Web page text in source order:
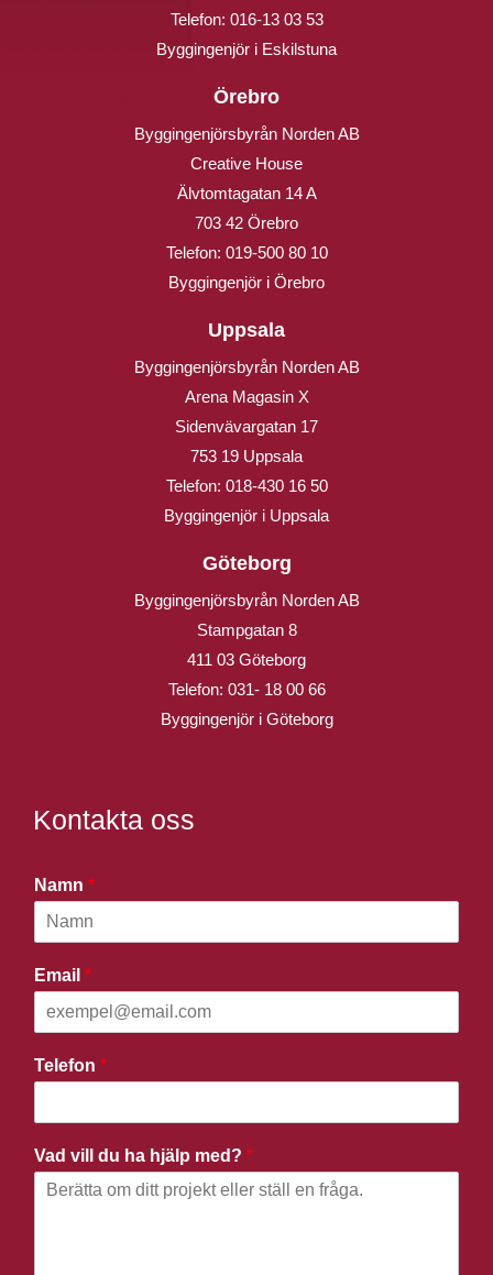
Telefon: 016-13 03 53
Byggingenjör i Eskilstuna
Örebro
Byggingenjörsbyrån Norden AB
Creative House
Älvtomtagatan 14 A
703 42 Örebro
Telefon: 019-500 80 10
Byggingenjör i Örebro
Uppsala
Byggingenjörsbyrån Norden AB
Arena Magasin X
Sidenvävargatan 17
753 19 Uppsala
Telefon: 018-430 16 50
Byggingenjör i Uppsala
Göteborg
Byggingenjörsbyrån Norden AB
Stampgatan 8
411 03 Göteborg
Telefon: 031- 18 00 66
Byggingenjör i Göteborg
Kontakta oss
Namn *
Email *
Telefon *
Vad vill du ha hjälp med? *